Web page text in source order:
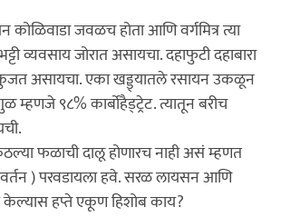
जवळच होता आणि वर्गमित्र त्या
व्यवसाय जोरात असायचा. दहाफुटी दहाबारा
असायचा. एका खड्ड्यातले रसायन उकळून
म्हणजे ९८% कार्बोहैड्ट्रेट. त्यातून बरीच
फळाची दालू होणारच नाही असं म्हणत
) परवडायला हवे. सरळ लायसन आणि
हप्ते एकूण हिशोब काय?